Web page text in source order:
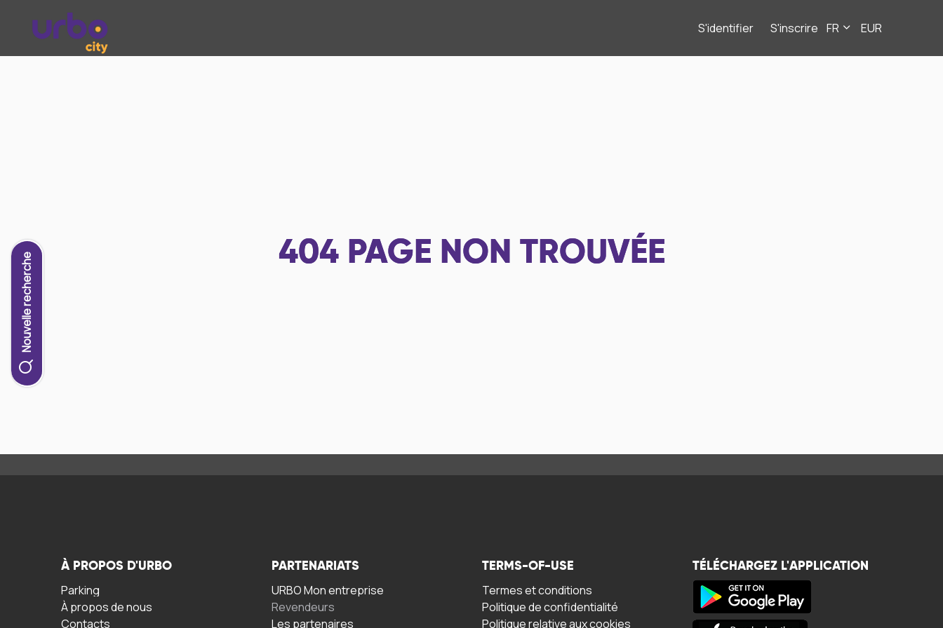
S'identifier S'inscrire FR EUR
Nouvelle recherche 404 PAGE NON TROUVÉE
À PROPOS D'URBO
Parking
À propos de nous
Contacts
PARTENARIATS
URBO Mon entreprise
Revendeurs
Les partenaires
TERMS-OF-USE
Termes et conditions
Politique de confidentialité
Politique relative aux cookies
TÉLÉCHARGEZ L'APPLICATION